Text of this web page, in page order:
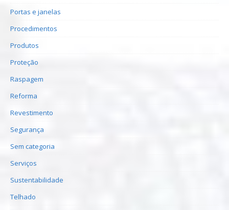
Portas e janelas
Procedimentos
Produtos
Proteção
Raspagem
Reforma
Revestimento
Segurança
Sem categoria
Serviços
Sustentabilidade
Telhado